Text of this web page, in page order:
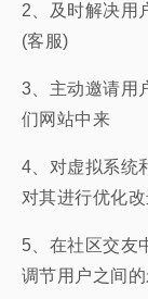
2、及时解决用
(客服)
3、主动邀请用
们网站中来
4、对虚拟系统
对其进行优化
5、在社区交友
调节用户之间